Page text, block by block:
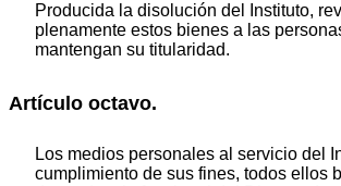
Producida la disolución del Instituto,
plenamente estos bienes a las
mantengan su titularidad.
Artículo octavo.
Los medios personales al servicio del
cumplimiento de sus fines, todos ellos